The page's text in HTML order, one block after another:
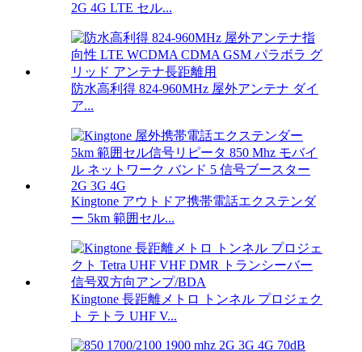
2G 4G LTE セル...
防水高利得 824-960MHz 屋外アンテナ ダイ
ア...
Kingtone アウトドア携帯電話エクステンダ
ー 5km 範囲セル...
Kingtone 長距離メトロ トンネル プロジェク
ト テトラ UHF V...